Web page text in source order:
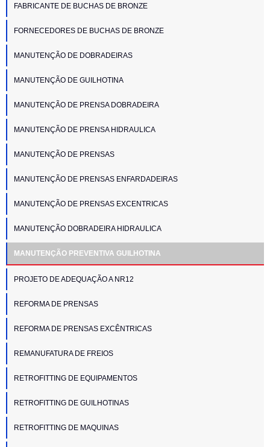
FABRICANTE DE BUCHAS DE BRONZE
FORNECEDORES DE BUCHAS DE BRONZE
MANUTENÇÃO DE DOBRADEIRAS
MANUTENÇÃO DE GUILHOTINA
MANUTENÇÃO DE PRENSA DOBRADEIRA
MANUTENÇÃO DE PRENSA HIDRAULICA
MANUTENÇÃO DE PRENSAS
MANUTENÇÃO DE PRENSAS ENFARDADEIRAS
MANUTENÇÃO DE PRENSAS EXCENTRICAS
MANUTENÇÃO DOBRADEIRA HIDRAULICA
MANUTENÇÃO PREVENTIVA GUILHOTINA
PROJETO DE ADEQUAÇÃO A NR12
REFORMA DE PRENSAS
REFORMA DE PRENSAS EXCÊNTRICAS
REMANUFATURA DE FREIOS
RETROFITTING DE EQUIPAMENTOS
RETROFITTING DE GUILHOTINAS
RETROFITTING DE MAQUINAS